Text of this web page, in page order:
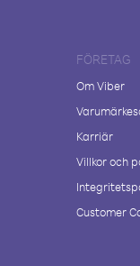
FÖRETAG
Om Viber
Karriär
Villkor och
Customer